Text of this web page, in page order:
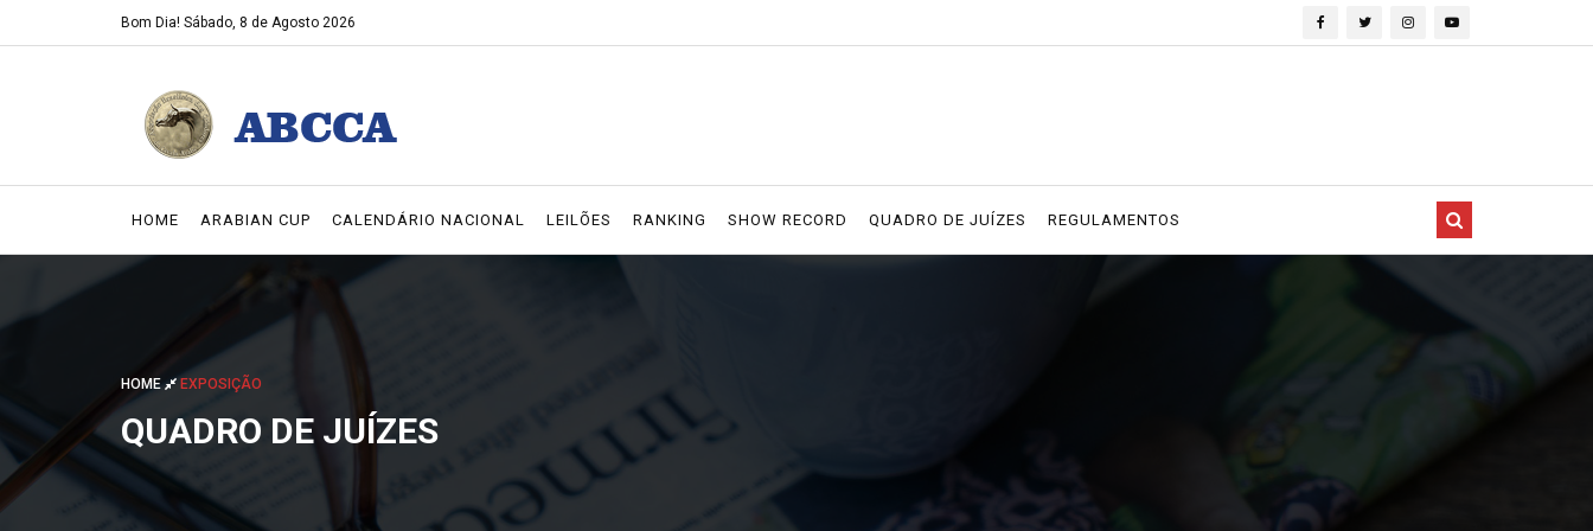
Bom Dia! Sábado, 8 de Agosto 2026
HOME ARABIAN CUP CALENDÁRIO NACIONAL LEILÕES RANKING SHOW RECORD QUADRO DE JUÍZES REGULAMENTOS
HOME EXPOSIÇÃO
QUADRO DE JUÍZES